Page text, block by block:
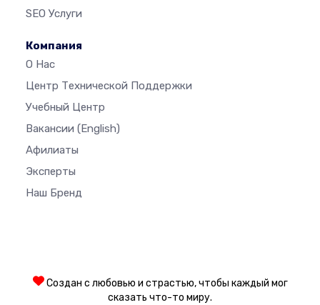
SEO Услуги
Компания
О Нас
Центр Технической Поддержки
Учебный Центр
Вакансии (English)
Афилиаты
Эксперты
Наш Бренд
Создан с любовью и страстью, чтобы каждый мог
сказать что-то миру.